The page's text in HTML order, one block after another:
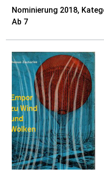
Nominierung 2018,
Ab 7